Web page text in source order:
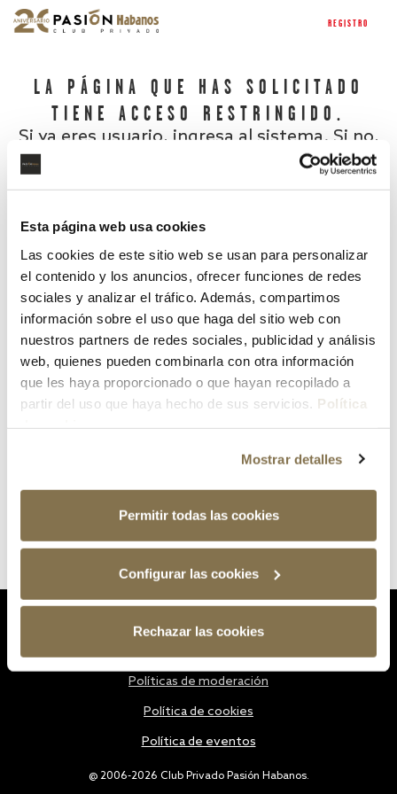
Esta página web usa cookies
Las cookies de este sitio web se usan para personalizar
el contenido y los anuncios, ofrecer funciones de redes
sociales y analizar el tráfico. Además, compartimos
información sobre el uso que haga del sitio web con
nuestros partners de redes sociales, publicidad y análisis
web, quienes pueden combinarla con otra información
que les haya proporcionado o que hayan recopilado a
partir del uso que haya hecho de sus servicios. Política
Mostrar detalles
Permitir todas las cookies
Configurar las cookies
Rechazar las cookies
REGISTRO
LA PÁGINA QUE HAS SOLICITADO
TIENE ACCESO RESTRINGIDO.
Si ya eres usuario, ingresa al sistema. Si no,
¿Has olvidado tu contraseña?
@ 2006-2026 Club Privado Pasión Habanos.
Políticas de moderación
Política de cookies
Política de eventos